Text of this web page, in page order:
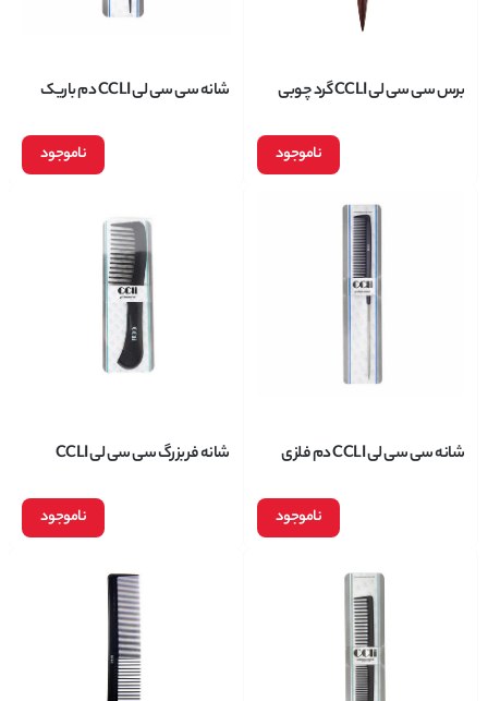
برس سی سی لی CCLI گرد چوبی
ناموجود
شانه سی سی لی CCLI دم باریک
ناموجود
شانه سی سی لی CCLI دم فلزی
ناموجود
شانه فر بزرگ سی سی لی CCLI
ناموجود